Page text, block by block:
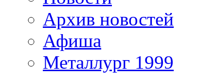
Архив новостей
Афиша
Металлург 1999